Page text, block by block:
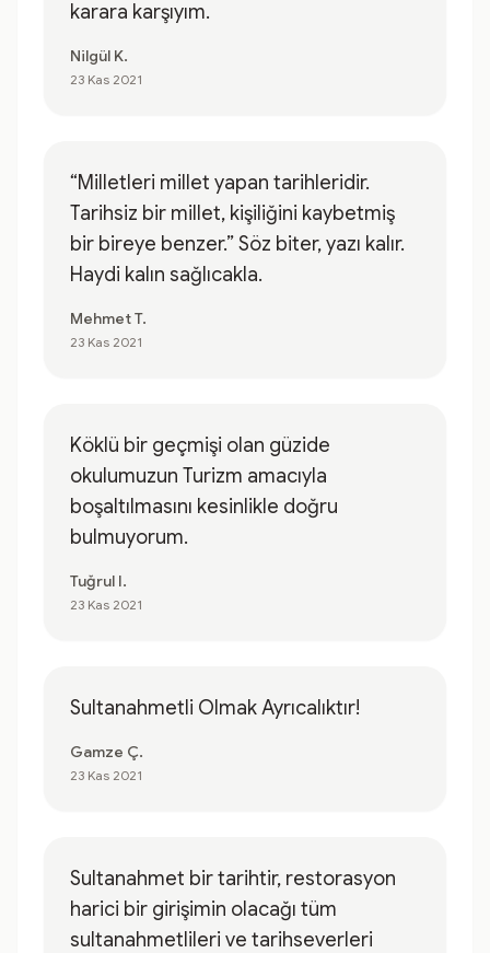
karara karşıyım.
Nilgül K.
23 Kas 2021
“Milletleri millet yapan tarihleridir.
Tarihsiz bir millet, kişiliğini kaybetmiş
bir bireye benzer.” Söz biter, yazı kalır.
Haydi kalın sağlıcakla.
Mehmet T.
23 Kas 2021
Köklü bir geçmişi olan güzide
okulumuzun Turizm amacıyla
boşaltılmasını kesinlikle doğru
bulmuyorum.
Tuğrul I.
23 Kas 2021
Sultanahmetli Olmak Ayrıcalıktır!
Gamze Ç.
23 Kas 2021
Sultanahmet bir tarihtir, restorasyon
harici bir girişimin olacağı tüm
sultanahmetlileri ve tarihseverleri